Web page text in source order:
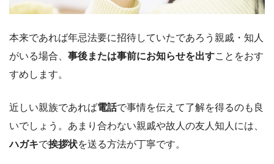
本来であれば年忌法要に招待していたであろう親戚・知人
がいる場合、 事後または事前にお知らせを出すことをおす
すめします。
近しい親族であれば電話で事情を伝えて了解を得るのも良
いでしょう。あまり合わない親戚や故人の友人知人には、
ハガキで挨拶状を送る方法が丁寧です。